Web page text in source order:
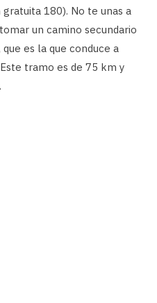
180). No te unas a
un camino secundario
es la que conduce a
tramo es de 75 km y